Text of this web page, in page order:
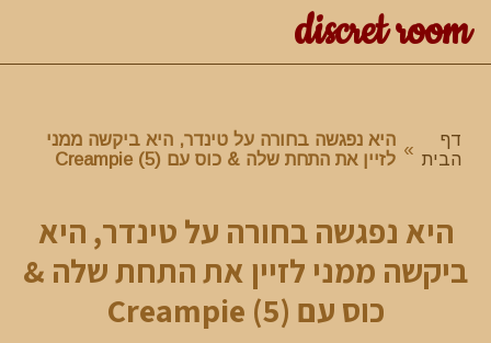
discret room
דף
הבית » היא נפגשה בחורה על טינדר, היא ביקשה ממני
לזיין את התחת שלה & כוס עם Creampie (5)
היא נפגשה בחורה על טינדר, היא
ביקשה ממני לזיין את התחת שלה &
כוס עם Creampie (5)